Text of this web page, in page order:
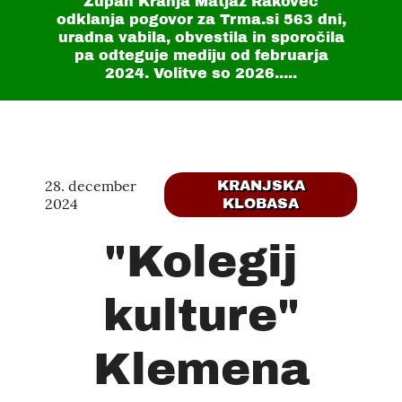
odklanja pogovor za Trma.si 563 dni,
uradna vabila, obvestila in sporočila
pa odteguje mediju od februarja
2024. Volitve so 2026.....
28. december
2024
KRANJSKA
KLOBASA
"Kolegij
kulture"
Klemena